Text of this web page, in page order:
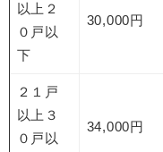
以上２
０戸以
下
30,000円
２１戸
以上３
０戸以
34,000円